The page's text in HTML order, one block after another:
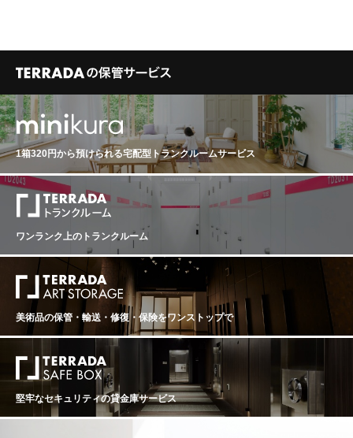
1箱320円から預けられる宅配型トランクルームサービス
ワンランク上のトランクルーム
美術品の保管・輸送・修復・保険をワンストップで
堅牢なセキュリティの貸金庫サービス